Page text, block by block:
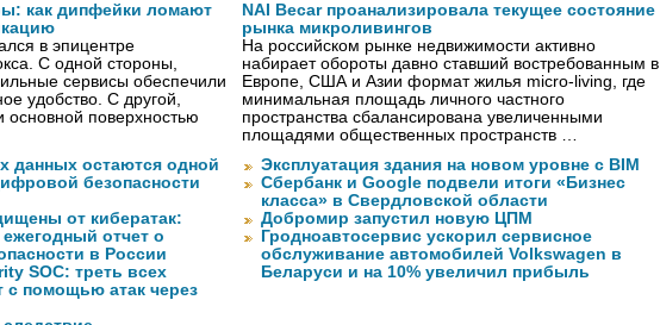
как дипфейки ломают
в эпицентре
С одной стороны,
сервисы обеспечили
удобство. С другой,
основной поверхностью
данных остаются одной
безопасности
от кибератак:
отчет о
в России
SOC: треть всех
с помощью атак через
NAI Becar проанализировала текущее состояние
рынка микроливингов
На российском рынке недвижимости активно
набирает обороты давно ставший востребованным в
Европе, США и Азии формат жилья micro-living, где
минимальная площадь личного частного
пространства сбалансирована увеличенными
площадями общественных пространств …
Эксплуатация здания на новом уровне с BIM
Сбербанк и Google подвели итоги «Бизнес
класса» в Свердловской области
Добромир запустил новую ЦПМ
Гродноавтосервис ускорил сервисное
обслуживание автомобилей Volkswagen в
Беларуси и на 10% увеличил прибыль